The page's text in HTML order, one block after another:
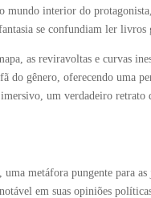
mundo interior do
se confundiam ler livros
as reviravoltas e curvas
do gênero, oferecendo uma
um verdadeiro retrato
metáfora pungente para as
em suas opiniões